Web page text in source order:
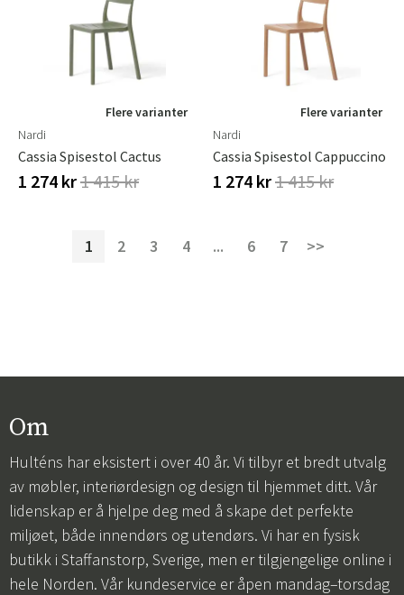
Flere varianter
Nardi
Cassia Spisestol Cactus
1 274 kr1 415 kr
Flere varianter
Nardi
Cassia Spisestol Cappuccino
1 274 kr1 415 kr
1 2 3 4 ... 6 7 >>
Om
Hulténs har eksistert i over 40 år. Vi tilbyr et bredt utvalg
av møbler, interiørdesign og design til hjemmet ditt. Vår
lidenskap er å hjelpe deg med å skape det perfekte
miljøet, både innendørs og utendørs. Vi har en fysisk
butikk i Staffanstorp, Sverige, men er tilgjengelige online i
hele Norden. Vår kundeservice er åpen mandag–torsdag